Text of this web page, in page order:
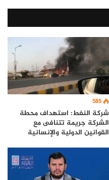
585
شركة النفط: استهداف محطة
الشركة جريمة تتنافى مع
القوانين الدولية والإنسانية